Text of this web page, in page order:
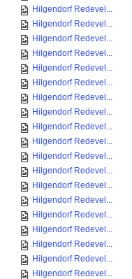
Hilgendorf Redevel...
Hilgendorf Redevel...
Hilgendorf Redevel...
Hilgendorf Redevel...
Hilgendorf Redevel...
Hilgendorf Redevel...
Hilgendorf Redevel...
Hilgendorf Redevel...
Hilgendorf Redevel...
Hilgendorf Redevel...
Hilgendorf Redevel...
Hilgendorf Redevel...
Hilgendorf Redevel...
Hilgendorf Redevel...
Hilgendorf Redevel...
Hilgendorf Redevel...
Hilgendorf Redevel...
Hilgendorf Redevel...
Hilgendorf Redevel...